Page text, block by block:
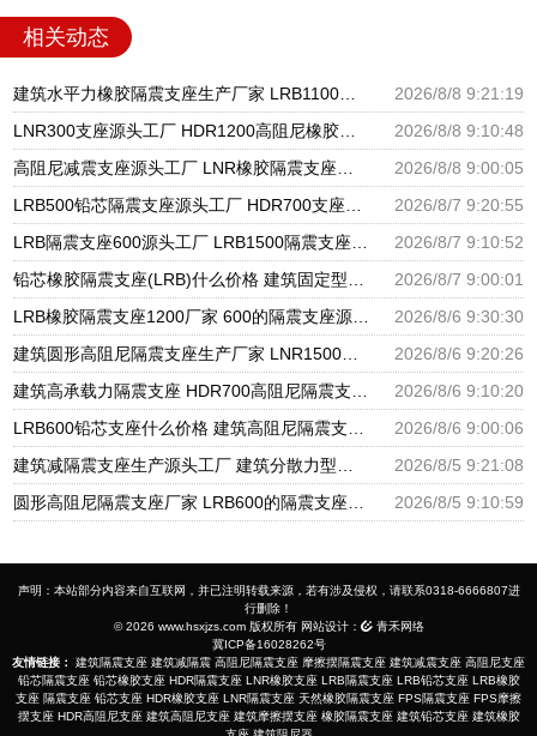
相关动态
建筑水平力橡胶隔震支座生产厂家 LRB1100铅芯支座生产厂家 隔震支座低价
2026/8/8 9:21:19
LNR300支座源头工厂 HDR1200高阻尼橡胶隔震支座 建筑橡胶隔震支座LNRD420源头工厂
2026/8/8 9:10:48
高阻尼减震支座源头工厂 LNR橡胶隔震支座源头工厂 LRB隔震支座1100厂家
2026/8/8 9:00:05
LRB500铅芯隔震支座源头工厂 HDR700支座生产厂家 LRB1000隔震支座
2026/8/7 9:20:55
LRB隔震支座600源头工厂 LRB1500隔震支座厂家 II型LRB铅芯橡胶隔震支座生产厂家
2026/8/7 9:10:52
铅芯橡胶隔震支座(LRB)什么价格 建筑固定型抗震支座 减振隔震支座厂家
2026/8/7 9:00:01
LRB橡胶隔震支座1200厂家 600的隔震支座源头工厂 隔震抗震支座生产厂家
2026/8/6 9:30:30
建筑圆形高阻尼隔震支座生产厂家 LNR1500天然橡胶隔震支座 隔震支座哪家高
2026/8/6 9:20:26
建筑高承载力隔震支座 HDR700高阻尼隔震支座厂家 高阻泥橡胶隔震支座
2026/8/6 9:10:20
LRB600铅芯支座什么价格 建筑高阻尼隔震支座生产厂家 LNR1000天然隔震支座
2026/8/6 9:00:06
建筑减隔震支座生产源头工厂 建筑分散力型隔震支座源头工厂 LNR1000天然橡胶隔震支座多少钱
2026/8/5 9:21:08
圆形高阻尼隔震支座厂家 LRB600的隔震支座源头工厂 隔震减震隔震支座源头工厂
2026/8/5 9:10:59
声明：本站部分内容来自互联网，并已注明转载来源，若有涉及侵权，请联系0318-6666807进
行删除！
© 2026 www.hsxjzs.com 版权所有 网站设计：
青禾网络
冀ICP备16028262号
友情链接：
建筑隔震支座 建筑减隔震 高阻尼隔震支座 摩擦摆隔震支座 建筑减震支座 高阻尼支座
铅芯隔震支座 铅芯橡胶支座 HDR隔震支座 LNR橡胶支座 LRB隔震支座 LRB铅芯支座 LRB橡胶
支座 隔震支座 铅芯支座 HDR橡胶支座 LNR隔震支座 天然橡胶隔震支座 FPS隔震支座 FPS摩擦
摆支座 HDR高阻尼支座 建筑高阻尼支座 建筑摩擦摆支座 橡胶隔震支座 建筑铅芯支座 建筑橡胶